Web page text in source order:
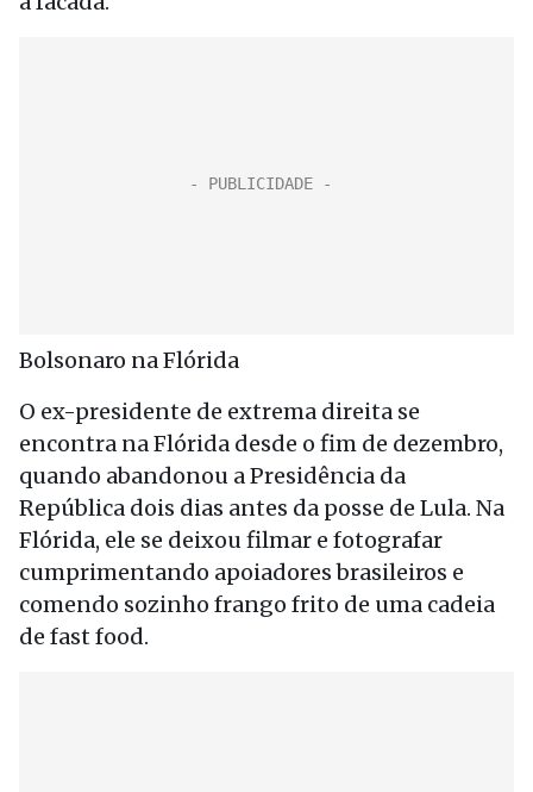
Bolsonaro na Flórida
O ex-presidente de extrema direita se
encontra na Flórida desde o fim de dezembro,
quando abandonou a Presidência da
República dois dias antes da posse de Lula. Na
Flórida, ele se deixou filmar e fotografar
cumprimentando apoiadores brasileiros e
comendo sozinho frango frito de uma cadeia
de fast food.